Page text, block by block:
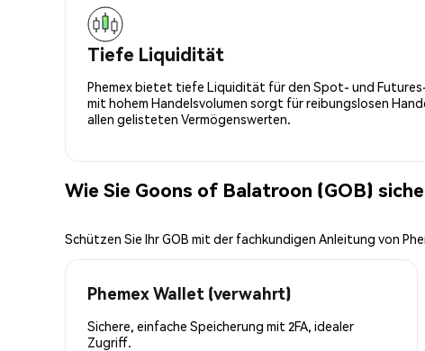
Tiefe Liquidität
Phemex bietet tiefe Liquidität für den Spot- und
mit hohem Handelsvolumen sorgt für reibungslosen
allen gelisteten Vermögenswerten.
Wie Sie Goons of Balatroon (GOB)
Schützen Sie Ihr GOB mit der fachkundigen Anleitung von
Phemex Wallet (verwahrt)
Sichere, einfache Speicherung mit 2FA, idealer
Zugriff.